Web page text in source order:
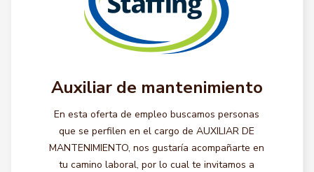
Auxiliar de mantenimiento
En esta oferta de empleo buscamos personas
que se perfilen en el cargo de AUXILIAR DE
MANTENIMIENTO, nos gustaría acompañarte en
tu camino laboral, por lo cual te invitamos a